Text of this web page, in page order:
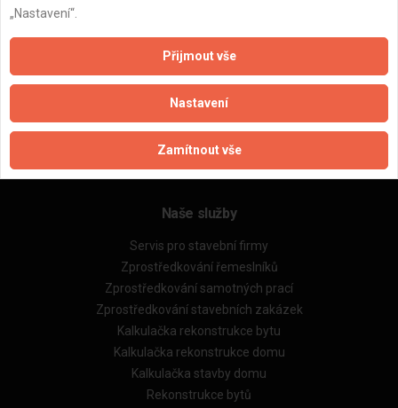
Naše firmy a řemeslníci
Zpracování a ochrana osobních údajů
Zásady pro používání souborů cookie
Obchodní podmínky (zprostředkování)
Obchodní podmínky (rozpočtování)
Reference
Naše excelové tabulky online
Naše služby
Servis pro stavební firmy
Zprostředkování řemeslníků
Zprostředkování samotných prací
Zprostředkování stavebních zakázek
Kalkulačka rekonstrukce bytu
Kalkulačka rekonstrukce domu
Kalkulačka stavby domu
Rekonstrukce bytů
„Nastavení“.
Přijmout vše
Nastavení
Zamítnout vše